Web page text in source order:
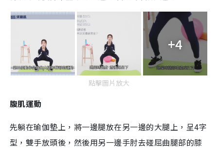
+4
點擊圖片放大
腹肌運動
先躺在瑜伽墊上，將一邊腿放在另一邊的大腿上，呈4字
型，雙手放頭後，然後用另一邊手肘去碰屈曲腿部的膝